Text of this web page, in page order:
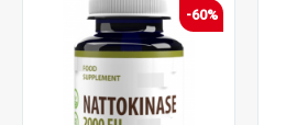
-60%